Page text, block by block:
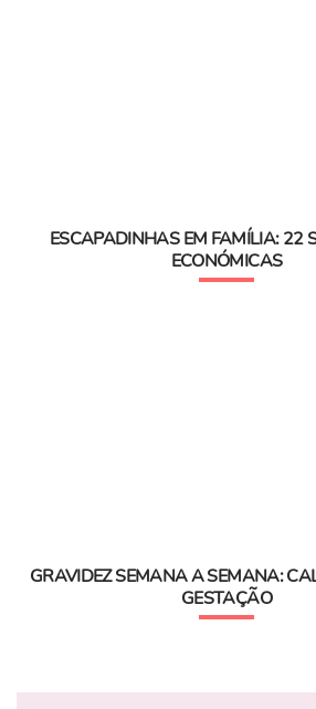
ESCAPADINHAS EM FAMÍLIA: 22
ECONÓMICAS
GRAVIDEZ SEMANA A SEMANA:
GESTAÇÃO